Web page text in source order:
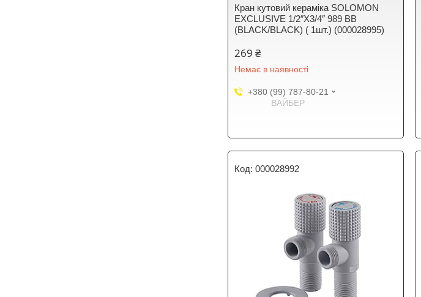
Кран кутовий кераміка SOLOMON
EXCLUSIVE 1/2″X3/4″ 989 BB
(BLACK/BLACK) ( 1шт.) (000028995)
269 ₴
Немає в наявності
+380 (99) 787-80-21
ВАЙБЕР
000028992